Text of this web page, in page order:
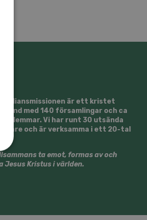
Alliansmissionen är ett kristet
med 140 församlingar och ca
medlemmar. Vi har runt 30 utsända
och är verksamma i ett 20-tal
ta emot, formas av och
Jesus Kristus i världen.